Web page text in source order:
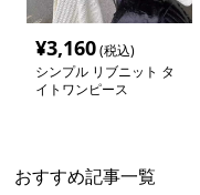
¥3,160(税込)
シンプル リブニット タ
イトワンピース
おすすめ記事一覧